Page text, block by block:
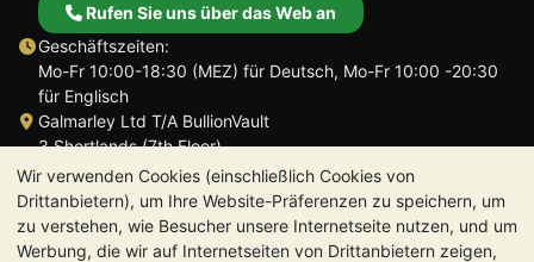
Wir verwenden Cookies (einschließlich Cookies von
Drittanbietern), um Ihre Website-Präferenzen zu speichern, um
zu verstehen, wie Besucher unsere Internetseite nutzen, und um
Werbung, die wir auf Internetseiten von Drittanbietern zeigen,
Rufen Sie uns über das Web an
Geschäftszeiten:
Mo-Fr 10:00-18:30 (MEZ) für Deutsch, Mo-Fr 10:00 -20:30
für Englisch
Galmarley Ltd T/A BullionVault
3 Shortlands (7th Floor)
Hammersmith
London
W6 8DA
Großbritannien